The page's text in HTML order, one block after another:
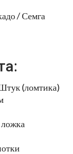
/ Семга
(ломтика)